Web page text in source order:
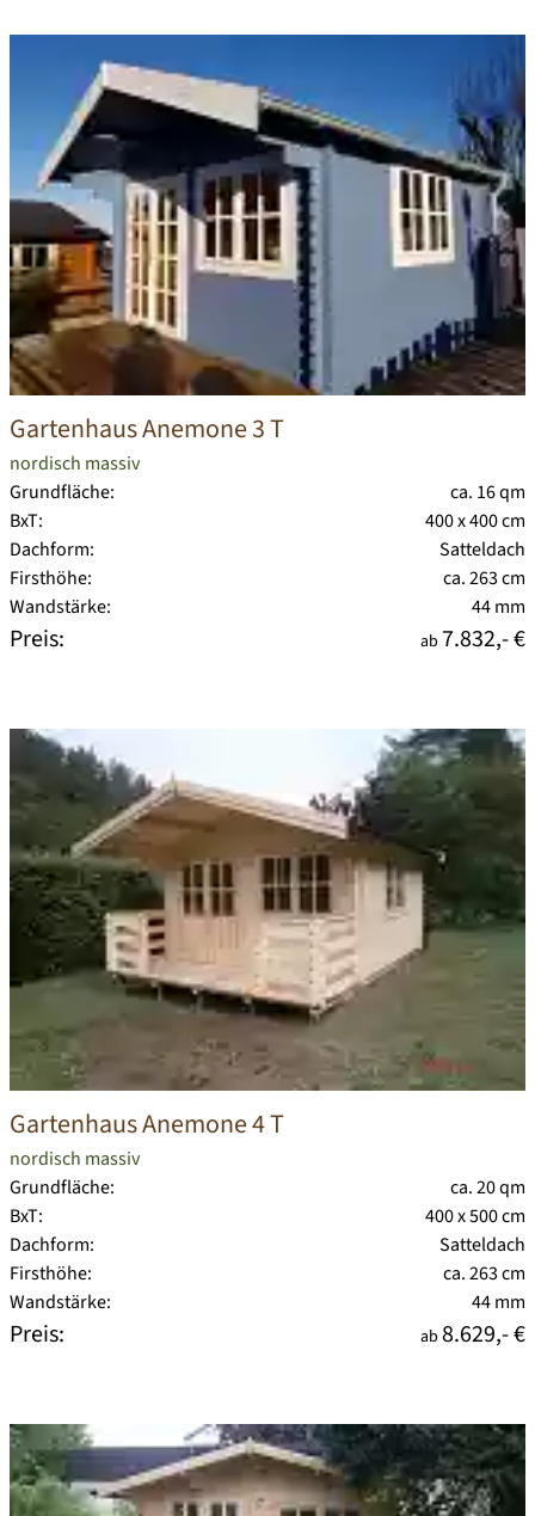
Gartenhaus Anemone 3 T
nordisch massiv
Grundfläche:
ca. 16 qm
BxT:
400 x 400 cm
Dachform:
Satteldach
Firsthöhe:
ca. 263 cm
Wandstärke:
44 mm
Preis: ab 7.832,- €
Gartenhaus Anemone 4 T
nordisch massiv
Grundfläche:
ca. 20 qm
BxT:
400 x 500 cm
Dachform:
Satteldach
Firsthöhe:
ca. 263 cm
Wandstärke:
44 mm
Preis: ab 8.629,- €